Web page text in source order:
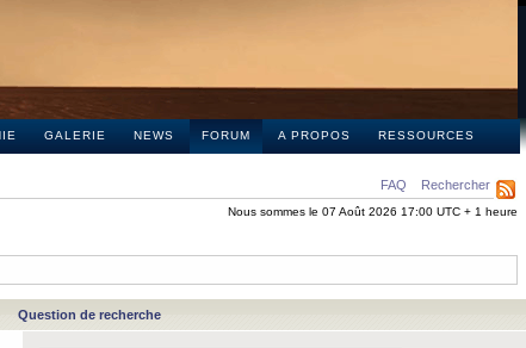
GALERIE NEWS FORUM A PROPOS RESSOURCES
FAQ Rechercher
Nous sommes le 07 Août 2026 17:00 UTC + 1 heure
Question de recherche